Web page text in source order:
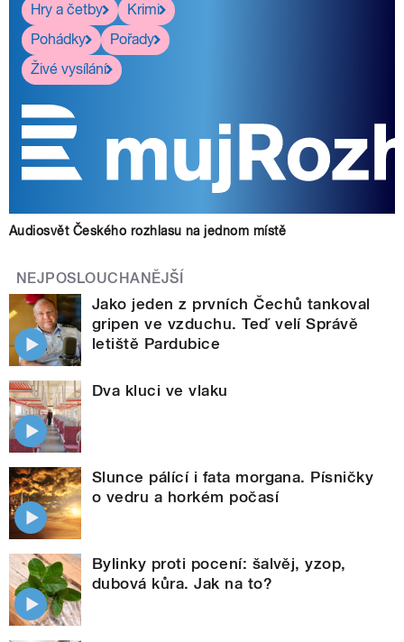
Hry a četby
Krimi
Pohádky
Pořady
Živé vysílání
Audiosvět Českého rozhlasu na jednom místě
NEJPOSLOUCHANĚJŠÍ
Jako jeden z prvních Čechů tankoval
gripen ve vzduchu. Teď velí Správě
letiště Pardubice
Dva kluci ve vlaku
Slunce pálící i fata morgana. Písničky
o vedru a horkém počasí
Bylinky proti pocení: šalvěj, yzop,
dubová kůra. Jak na to?